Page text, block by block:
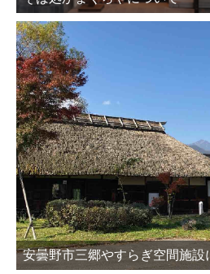
安曇野市三郷やすらぎ空間施設